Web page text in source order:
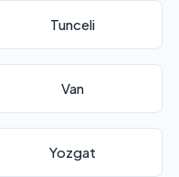
Tunceli
Van
Yozgat